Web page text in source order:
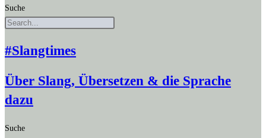
Suche
#Slangtimes
Über Slang, Übersetzen & die Sprache
dazu
Suche